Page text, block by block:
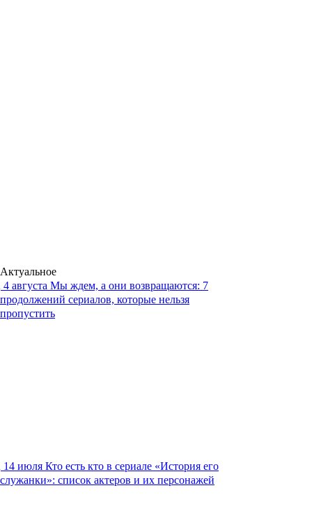
Актуальное
4 августа Мы ждем, а они возвращаются: 7
продолжений сериалов, которые нельзя
пропустить
14 июля Кто есть кто в сериале «История его
служанки»: список актеров и их персонажей